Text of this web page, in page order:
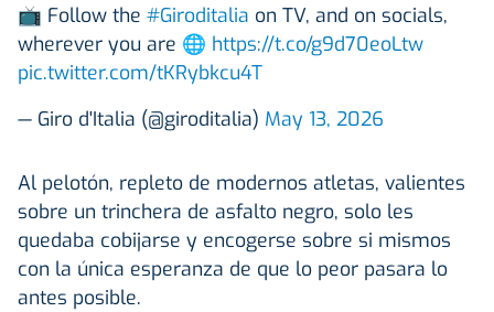
📺 Follow the #Giroditalia on TV, and on socials,
wherever you are 🌐 https://t.co/g9d70eoLtw
pic.twitter.com/tKRybkcu4T
— Giro d'Italia (@giroditalia) May 13, 2026
Al pelotón, repleto de modernos atletas, valientes
sobre un trinchera de asfalto negro, solo les
quedaba cobijarse y encogerse sobre si mismos
con la única esperanza de que lo peor pasara lo
antes posible.